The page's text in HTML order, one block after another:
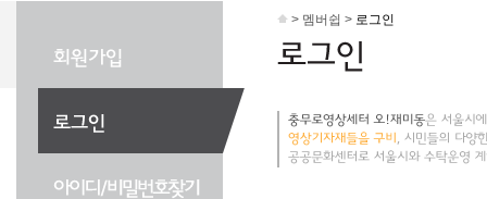
> 멤버쉽 > 로그인